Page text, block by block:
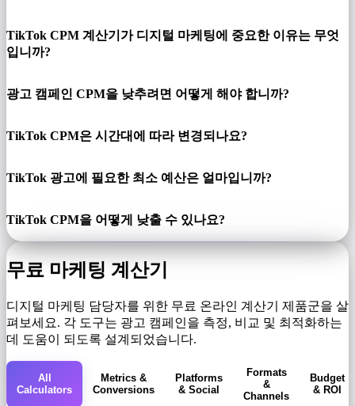
TikTok CPM 계산기가 디지털 마케팅에 중요한 이유는 무엇
입니까?
광고 캠페인 CPM을 낮추려면 어떻게 해야 합니까?
TikTok CPM은 시간대에 따라 변경되나요?
TikTok 광고에 필요한 최소 예산은 얼마입니까?
TikTok CPM을 어떻게 낮출 수 있나요?
무료 마케팅 계산기
디지털 마케팅 담당자를 위한 무료 온라인 계산기 제품군을 살
펴보세요. 각 도구는 광고 캠페인을 측정, 비교 및 ​​최적화하는
데 도움이 되도록 설계되었습니다.
All
Calculators
Metrics &
Conversions
Platforms
& Social
Formats
&
Channels
Budget
& ROI